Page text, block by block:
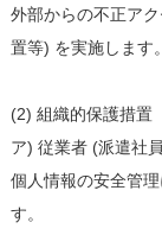
外部からの不正ア
置等) を実施します。
(2) 組織的保護措置
ア) 従業者 (派遣社
個人情報の安全管
す。